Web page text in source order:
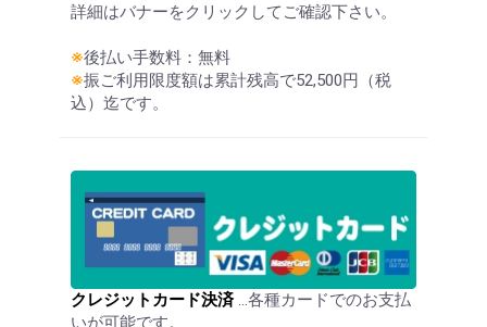
詳細はバナーをクリックしてご確認下さい。
※後払い手数料：無料
※振ご利用限度額は累計残高で52,500円（税
込）迄です。
クレジットカード決済…各種カードでのお支払